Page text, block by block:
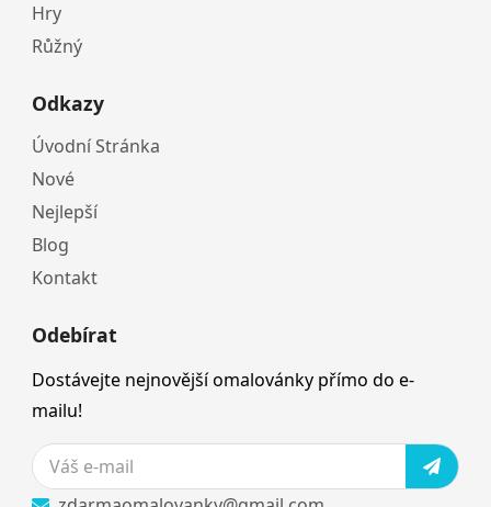
Hry
Růžný
Odkazy
Úvodní Stránka
Nové
Nejlepší
Blog
Kontakt
Odebírat
Dostávejte nejnovější omalovánky přímo do e-
mailu!